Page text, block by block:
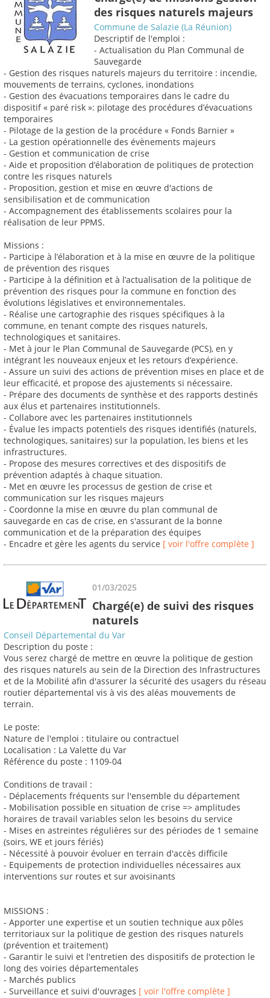
des risques naturels majeurs
Commune de Salazie (La Réunion)
Descriptif de l'emploi :
- Actualisation du Plan Communal de
Sauvegarde
- Gestion des risques naturels majeurs du territoire : incendie,
mouvements de terrains, cyclones, inondations
- Gestion des évacuations temporaires dans le cadre du
dispositif « paré risk »: pilotage des procédures d’évacuations
temporaires
- Pilotage de la gestion de la procédure « Fonds Barnier »
- La gestion opérationnelle des évènements majeurs
- Gestion et communication de crise
- Aide et proposition d’élaboration de politiques de protection
contre les risques naturels
- Proposition, gestion et mise en œuvre d'actions de
sensibilisation et de communication
- Accompagnement des établissements scolaires pour la
réalisation de leur PPMS.
Missions :
- Participe à l’élaboration et à la mise en œuvre de la politique
de prévention des risques
- Participe à la définition et à l’actualisation de la politique de
prévention des risques pour la commune en fonction des
évolutions législatives et environnementales.
- Réalise une cartographie des risques spécifiques à la
commune, en tenant compte des risques naturels,
technologiques et sanitaires.
- Met à jour le Plan Communal de Sauvegarde (PCS), en y
intégrant les nouveaux enjeux et les retours d’expérience.
- Assure un suivi des actions de prévention mises en place et de
leur efficacité, et propose des ajustements si nécessaire.
- Prépare des documents de synthèse et des rapports destinés
aux élus et partenaires institutionnels.
- Collabore avec les partenaires institutionnels
- Évalue les impacts potentiels des risques identifiés (naturels,
technologiques, sanitaires) sur la population, les biens et les
infrastructures.
- Propose des mesures correctives et des dispositifs de
prévention adaptés à chaque situation.
- Met en œuvre les processus de gestion de crise et
communication sur les risques majeurs
- Coordonne la mise en œuvre du plan communal de
sauvegarde en cas de crise, en s'assurant de la bonne
communication et de la préparation des équipes
- Encadre et gère les agents du service [ voir l'offre complète ]
01/03/2025
Chargé(e) de suivi des risques
naturels
Conseil Départemental du Var
Description du poste :
Vous serez chargé de mettre en œuvre la politique de gestion
des risques naturels au sein de la Direction des Infrastructures
et de la Mobilité afin d'assurer la sécurité des usagers du réseau
routier départemental vis à vis des aléas mouvements de
terrain.
Le poste:
Nature de l'emploi : titulaire ou contractuel
Localisation : La Valette du Var
Référence du poste : 1109-04
Conditions de travail :
- Déplacements fréquents sur l'ensemble du département
- Mobilisation possible en situation de crise => amplitudes
horaires de travail variables selon les besoins du service
- Mises en astreintes régulières sur des périodes de 1 semaine
(soirs, WE et jours fériés)
- Nécessité à pouvoir évoluer en terrain d'accès difficile
- Equipements de protection individuelles nécessaires aux
interventions sur routes et sur avoisinants
MISSIONS :
- Apporter une expertise et un soutien technique aux pôles
territoriaux sur la politique de gestion des risques naturels
(prévention et traitement)
- Garantir le suivi et l'entretien des dispositifs de protection le
long des voiries départementales
- Marchés publics
- Surveillance et suivi d'ouvrages [ voir l'offre complète ]